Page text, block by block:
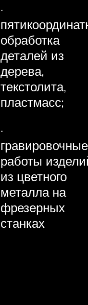
·
обработка
деталей из
дерева,
текстолита,
пластмасс;
·
гравировочные
работы
из цветного
металла на
фрезерных
станках